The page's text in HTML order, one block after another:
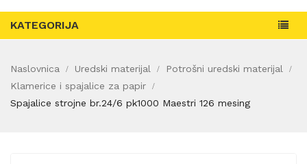
KATEGORIJA
Naslovnica Uredski materijal
Potrošni uredski materijal
Klamerice i spajalice za papir
Spajalice strojne br.24/6 pk1000 Maestri 126 mesing